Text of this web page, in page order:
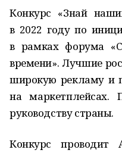
Конкурс «Знай
в 2022 году по
в рамках форума
времени». Лучшие
широкую рекламу и
на маркетплейсах.
руководству страны.
Конкурс проводит